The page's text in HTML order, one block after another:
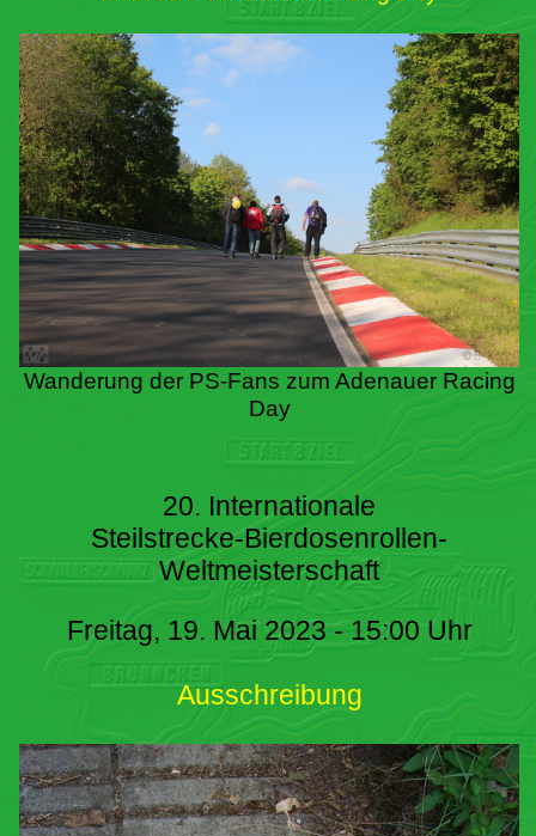
Wanderung der PS-Fans zum Adenauer Racing
Day
20. Internationale
Steilstrecke-Bierdosenrollen-
Weltmeisterschaft
Freitag, 19. Mai 2023 - 15:00 Uhr
Ausschreibung